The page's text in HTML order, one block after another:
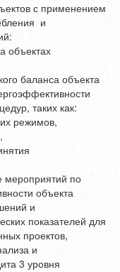
с применением
и
объектах
баланса объекта
таких как:
режимов,
мероприятий по
объекта
и
показателей для
проектов,
и
3 уровня